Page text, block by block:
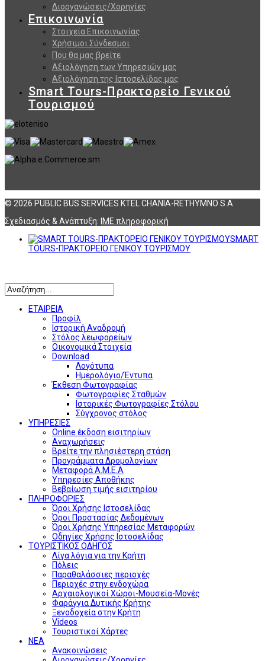
Διοργανώσεις/Χορηγίες
Επικοινωνία
Στοιχεία Επικοινωνίας
Χρήσιμοι Σύνδεσμοι
Που θα μας βρείτε
Αξιολόγηση των Υπηρεσιών μας
Αξιολόγηση της Ιστοσελίδας μας
Smart Tours-Πρακτορείο Γενικού
Τουρισμού
© 2026 PUBLIC BUS SERVICES KTEL CHANIA-RETHYMNO S.A
Σχεδιασμός & Ανάπτυξη: ΙΜΕ πληροφορική
SMART
TOURS-ΠΡΑΚΤΟΡΕΙΟ ΓΕΝΙΚΟΥ ΤΟΥΡΙΣΜΟΥ
ΕΤΑΙΡΕΙΑ
Προφίλ
Ιστορική Αναδρομή
Στόλος λεωφορείων
Οικονομικά Στοιχεία
Download
Λογότυπα
Ημερολόγιο/Έντυπα
Έκθεση Φωτογραφίας
Φωτογραφίες Σταθμών
Ιστορικές Φωτογραφίες Στόλου
Σύγχρονος στόλος
ΥΠΗΡΕΣΙΕΣ
Online έκδοση εισιτηρίων
Αναχωρήσεις
Βρείτε την πλησιέστερη στάση
Προγράμματα Δρομολογίων
Μεταφορά Α.Μ.Ε.Α
Υπηρεσίες Αποθήκης
Βεβαίωση τιμής εισιτηρίου
ΠΛΗΡΟΦΟΡΙΕΣ
Όροι Χρήσης Ιστοσελίδας
Όροι Προστασίας Δεδομένων
Όροι Χρήσης Υπηρεσίας Μεταφορών
Οδηγίες Χρήσης Ιστοσελίδας
ΤΟΥΡΙΣΤΙΚΟΣ ΟΔΗΓΟΣ
Λίγα λόγια για την Κρήτη
Πόλεις
Παραθαλάσσιες περιοχές
Περιοχές στην ενδοχώρα
Αρχαιολογικοί Χώροι-Μουσεία-Μονές
Φαράγγια Δυτικής Κρήτης
Ξενοδοχεία στην Κρήτη
Videos
Τουριστικοί Χάρτες
ΝΕΑ
Ανακοινώσεις